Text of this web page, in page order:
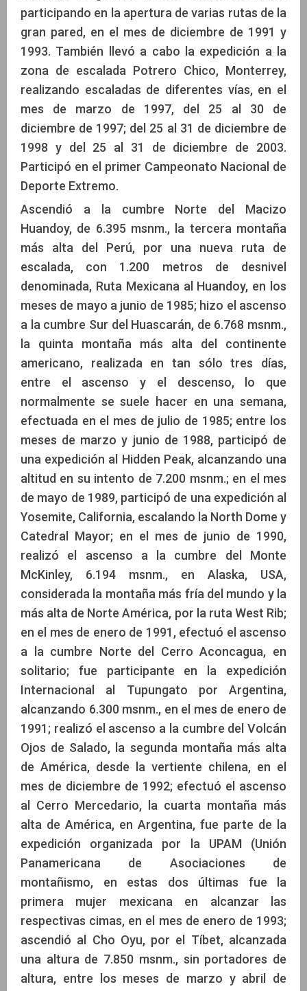
participando en la apertura de varias rutas de la
gran pared, en el mes de diciembre de 1991 y
1993. También llevó a cabo la expedición a la
zona de escalada Potrero Chico, Monterrey,
realizando escaladas de diferentes vías, en el
mes de marzo de 1997, del 25 al 30 de
diciembre de 1997; del 25 al 31 de diciembre de
1998 y del 25 al 31 de diciembre de 2003.
Participó en el primer Campeonato Nacional de
Deporte Extremo.
Ascendió a la cumbre Norte del Macizo
Huandoy, de 6.395 msnm., la tercera montaña
más alta del Perú, por una nueva ruta de
escalada, con 1.200 metros de desnivel
denominada, Ruta Mexicana al Huandoy, en los
meses de mayo a junio de 1985; hizo el ascenso
a la cumbre Sur del Huascarán, de 6.768 msnm.,
la quinta montaña más alta del continente
americano, realizada en tan sólo tres días,
entre el ascenso y el descenso, lo que
normalmente se suele hacer en una semana,
efectuada en el mes de julio de 1985; entre los
meses de marzo y junio de 1988, participó de
una expedición al Hidden Peak, alcanzando una
altitud en su intento de 7.200 msnm.; en el mes
de mayo de 1989, participó de una expedición al
Yosemite, California, escalando la North Dome y
Catedral Mayor; en el mes de junio de 1990,
realizó el ascenso a la cumbre del Monte
McKinley, 6.194 msnm., en Alaska, USA,
considerada la montaña más fría del mundo y la
más alta de Norte América, por la ruta West Rib;
en el mes de enero de 1991, efectuó el ascenso
a la cumbre Norte del Cerro Aconcagua, en
solitario; fue participante en la expedición
Internacional al Tupungato por Argentina,
alcanzando 6.300 msnm., en el mes de enero de
1991; realizó el ascenso a la cumbre del Volcán
Ojos de Salado, la segunda montaña más alta
de América, desde la vertiente chilena, en el
mes de diciembre de 1992; efectuó el ascenso
al Cerro Mercedario, la cuarta montaña más
alta de América, en Argentina, fue parte de la
expedición organizada por la UPAM (Unión
Panamericana de Asociaciones de
montañismo, en estas dos últimas fue la
primera mujer mexicana en alcanzar las
respectivas cimas, en el mes de enero de 1993;
ascendió al Cho Oyu, por el Tíbet, alcanzada
una altura de 7.850 msnm., sin portadores de
altura, entre los meses de marzo y abril de